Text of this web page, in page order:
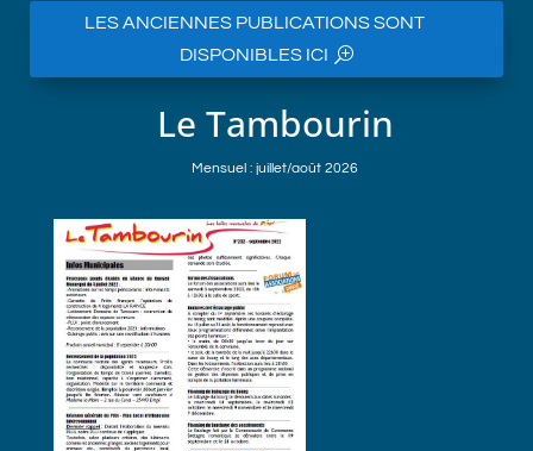
LES ANCIENNES PUBLICATIONS SONT
DISPONIBLES ICI
Le Tambourin
Mensuel : juillet/août 2026